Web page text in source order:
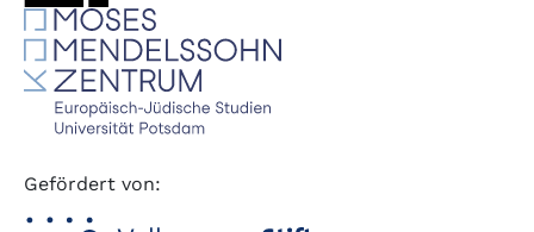
Gefördert von: